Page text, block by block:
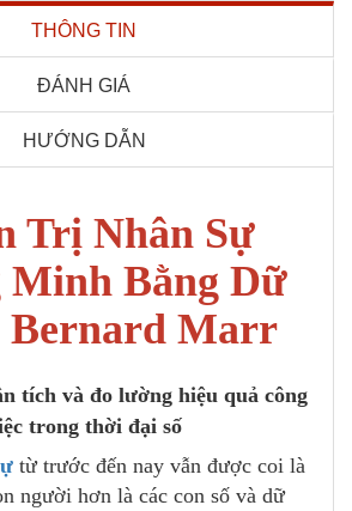
THÔNG TIN
ĐÁNH GIÁ
HƯỚNG DẪN
Trị Nhân Sự
Minh Bằng Dữ
Bernard Marr
tích và đo lường hiệu quả công
trong thời đại số
từ trước đến nay vẫn được coi là
người hơn là các con số và dữ